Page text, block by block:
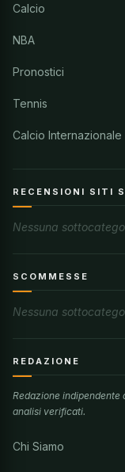
Calcio
NBA
Pronostici
Tennis
Calcio Internazionale
RECENSIONI SITI
Nessuna
SCOMMESSE
Nessuna
REDAZIONE
Redazione indipendente
analisi verificati.
Chi Siamo